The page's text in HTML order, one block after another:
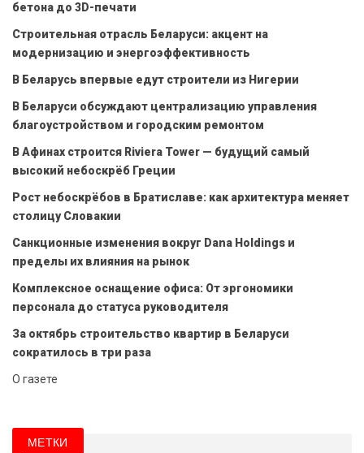
бетона до 3D-печати
Строительная отрасль Беларуси: акцент на
модернизацию и энергоэффективность
В Беларусь впервые едут строители из Нигерии
В Беларуси обсуждают централизацию управления
благоустройством и городским ремонтом
В Афинах строится Riviera Tower — будущий самый
высокий небоскрёб Греции
Рост небоскрёбов в Братиславе: как архитектура меняет
столицу Словакии
Санкционные изменения вокруг Dana Holdings и
пределы их влияния на рынок
Комплексное оснащение офиса: От эргономики
персонала до статуса руководителя
За октябрь строительство квартир в Беларуси
сократилось в три раза
О газете
МЕТКИ